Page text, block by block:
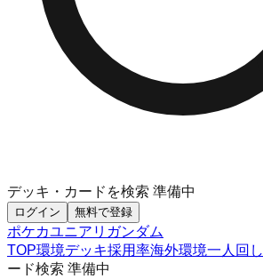
デッキ・カードを検索 準備中
ログイン 無料で登録
ポケカユニアリ ガンダム
TOP環境デッキ採用率海外環境一人回し
ード検索 準備中